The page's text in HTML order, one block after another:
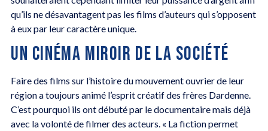
qu’ils ne désavantagent pas les films d’auteurs qui s’opposent
à eux par leur caractère unique.
UN CINÉMA MIROIR DE LA SOCIÉTÉ
Faire des films sur l’histoire du mouvement ouvrier de leur
région a toujours animé l’esprit créatif des frères Dardenne.
C’est pourquoi ils ont débuté par le documentaire mais déjà
avec la volonté de filmer des acteurs. « La fiction permet